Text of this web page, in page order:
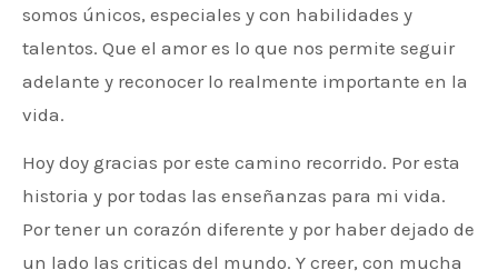
somos únicos, especiales y con habilidades y
talentos. Que el amor es lo que nos permite seguir
adelante y reconocer lo realmente importante en la
vida.
Hoy doy gracias por este camino recorrido. Por esta
historia y por todas las enseñanzas para mi vida.
Por tener un corazón diferente y por haber dejado de
un lado las criticas del mundo. Y creer, con mucha